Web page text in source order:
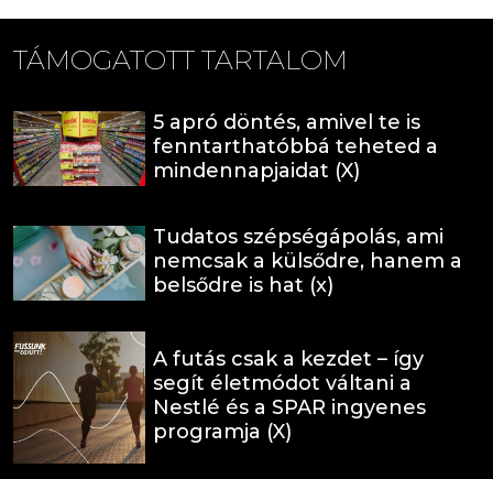
TÁMOGATOTT TARTALOM
5 apró döntés, amivel te is
fenntarthatóbbá teheted a
mindennapjaidat (X)
Tudatos szépségápolás, ami
nemcsak a külsődre, hanem a
belsődre is hat (x)
A futás csak a kezdet – így
segít életmódot váltani a
Nestlé és a SPAR ingyenes
programja (X)